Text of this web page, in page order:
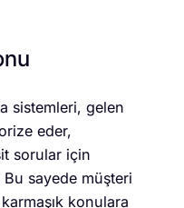
sistemleri, gelen
eder,
sorular için
sayede müşteri
konulara